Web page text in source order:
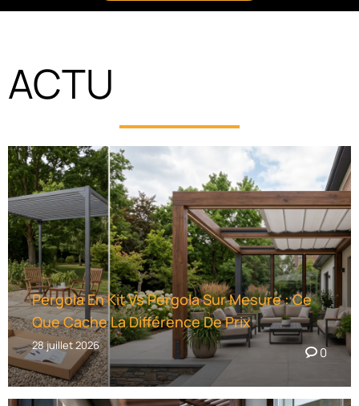
A
R
T
I
V
E
:
ACTU
Pergola En Kit Vs Pergola Sur Mesure : Ce
Que Cache La Différence De Prix
28 juillet 2026 0